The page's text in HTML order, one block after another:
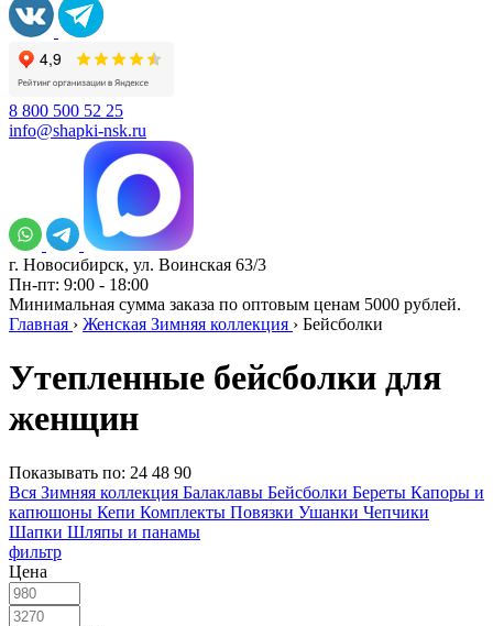
8 800 500 52 25
info@shapki-nsk.ru
г. Новосибирск, ул. Воинская 63/3
Пн-пт: 9:00 - 18:00
Минимальная сумма заказа по оптовым ценам 5000 рублей.
Главная › Женская Зимняя коллекция › Бейсболки
Утепленные бейсболки для
женщин
Показывать по: 24 48 90
Вся Зимняя коллекция Балаклавы Бейсболки Береты Капоры и
капюшоны Кепи Комплекты Повязки Ушанки Чепчики
Шапки Шляпы и панамы
фильтр
Цена